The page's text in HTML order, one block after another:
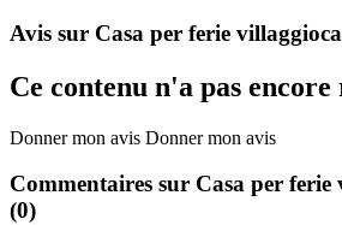
Avis sur Casa per ferie
Ce contenu n'a pas
Donner mon avis Donner mon avis
Commentaires sur Casa per
(0)